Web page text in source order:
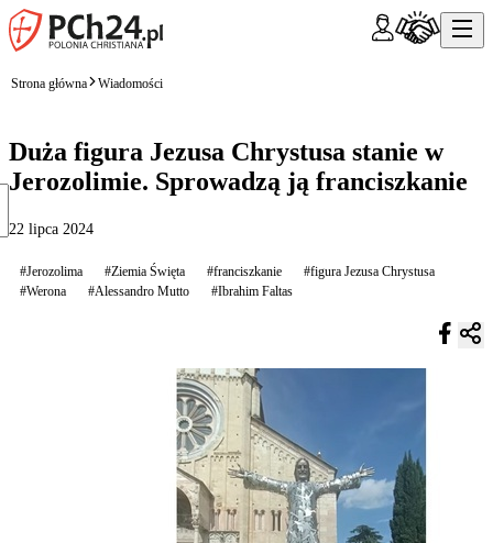
Strona główna Wiadomości
Duża figura Jezusa Chrystusa stanie w
Jerozolimie. Sprowadzą ją franciszkanie
22 lipca 2024
#Jerozolima #Ziemia Święta #franciszkanie
#figura Jezusa Chrystusa
#Werona
#Alessandro Mutto #Ibrahim Faltas